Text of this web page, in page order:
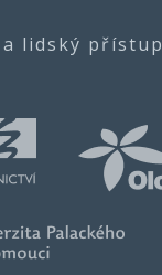
lidský přístup